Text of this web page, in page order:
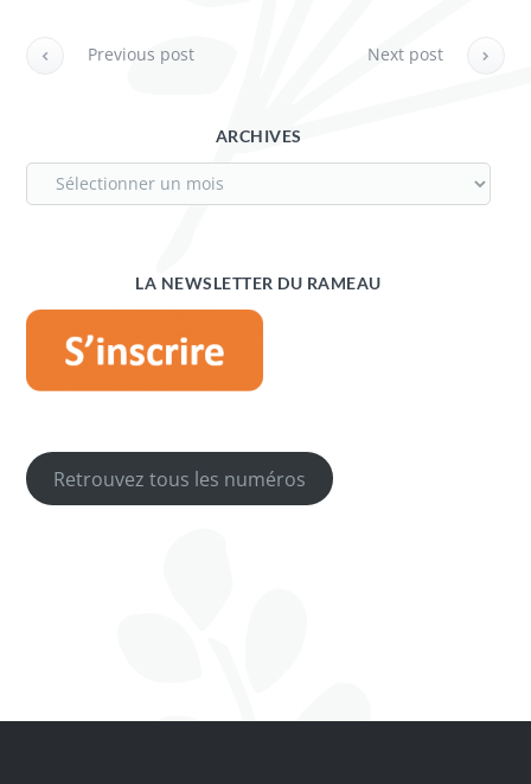
Previous post Next post
ARCHIVES
LA NEWSLETTER DU RAMEAU
Retrouvez tous les numéros